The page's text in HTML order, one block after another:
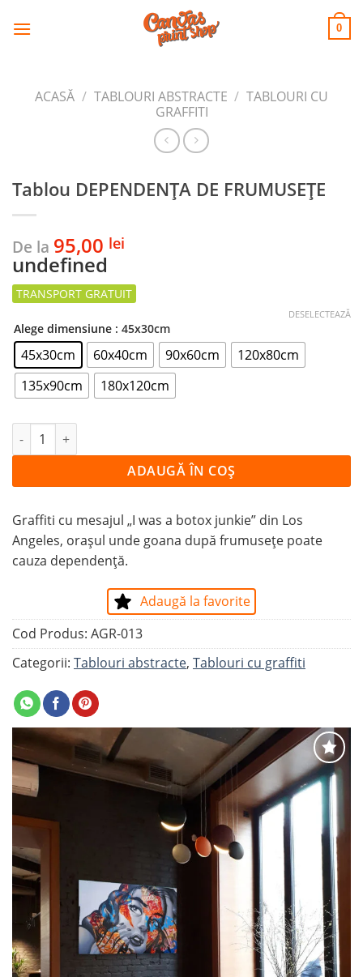
CANVAS
PRINT SHOP 0
ACASĂ / TABLOURI ABSTRACTE / TABLOURI CU
GRAFFITI
favorite
Tablou DEPENDENȚA DE FRUMUSEȚE
De la 95,00 lei
undefined
Alege dimensiune : 45x30cm
45x30cm 60x40cm 90x60cm
120x80cm
135x90cm
180x120cm
DESELECTEAZĂ
Cantitate Tablou DEPENDENȚA DE FRUMUSEȚE
ADAUGĂ ÎN COȘ
Graffiti cu mesajul „I was a botox junkie” din Los
Angeles, orașul unde goana după frumusețe poate
cauza dependență.
Adaugă la favorite
Cod Produs: AGR-013
Categorii: Tablouri abstracte, Tablouri cu graffiti